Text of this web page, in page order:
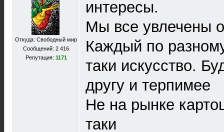
Откуда: Свободный мир
Сообщений: 2 416
Репутация: 1171
интересы.
Мы все увлечены
Каждый по
таки искусство.
другу и терпимее
Не на рынке
таки